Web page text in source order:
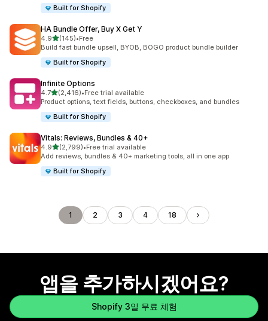
Built for Shopify
HA Bundle Offer, Buy X Get Y
4.9별 5개 중
(145)
총 리뷰 145개
•Free
Build fast bundle upsell, BYOB, BOGO product bundle builder
Built for Shopify
Infinite Options
4.7별 5개 중
(2,416)
총 리뷰 2416개
•Free trial available
Product options, text fields, buttons, checkboxes, and bundles
Built for Shopify
Vitals: Reviews, Bundles & 40+
4.9별 5개 중
(2,799)
총 리뷰 2799개
•Free trial available
Add reviews, bundles & 40+ marketing tools, all in one app
Built for Shopify
1 2 3 4 18
앱을 추가하시겠어요?
Shopify 3일 무료 체험